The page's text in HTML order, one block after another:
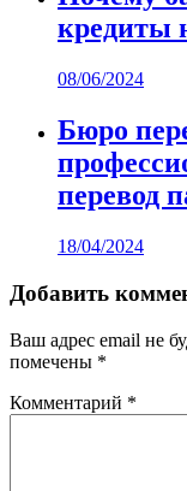
кредиты
08/06/2024
Бюро
перевод
18/04/2024
Добавить
Ваш адрес email не
помечены *
Комментарий *